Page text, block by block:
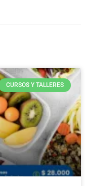
CURSOS Y TALLERES